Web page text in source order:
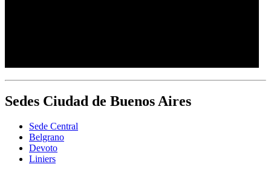
Sedes Ciudad de Buenos Aires
Sede Central
Belgrano
Devoto
Liniers